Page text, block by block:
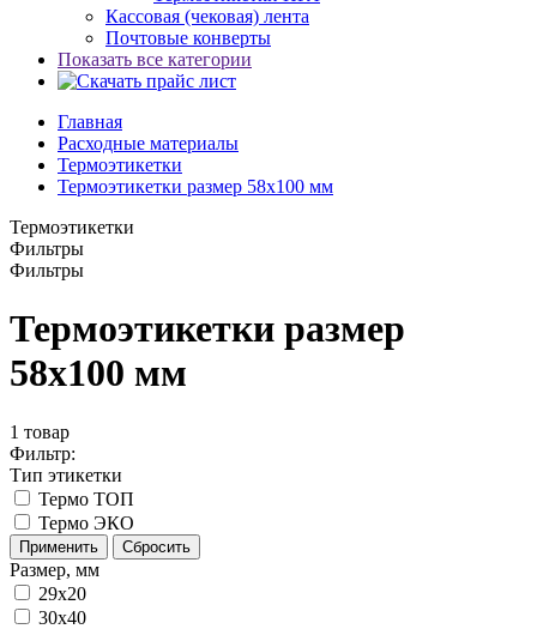
Кассовая (чековая) лента
Почтовые конверты
Показать все категории
Главная
Расходные материалы
Термоэтикетки
Термоэтикетки размер 58x100 мм
Термоэтикетки
Фильтры
Фильтры
Термоэтикетки размер
58x100 мм
1 товар
Фильтр:
Тип этикетки
Термо ТОП
Термо ЭКО
Применить Сбросить
Размер, мм
29x20
30x40